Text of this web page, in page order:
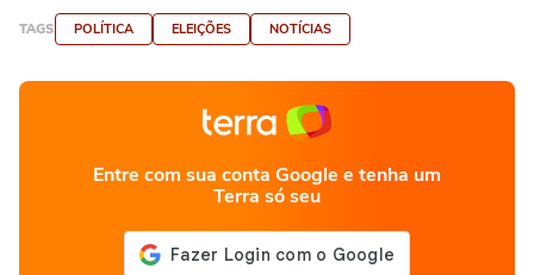
TAGS POLÍTICA ELEIÇÕES NOTÍCIAS
Entre com sua conta Google e tenha um
Terra só seu